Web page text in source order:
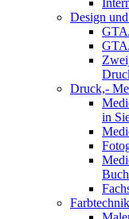
Design
Druck,-
in